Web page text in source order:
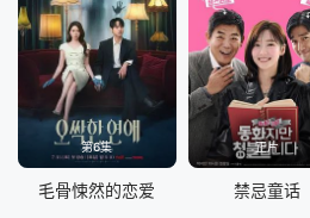
第6集
毛骨悚然的恋爱
正片
禁忌童话